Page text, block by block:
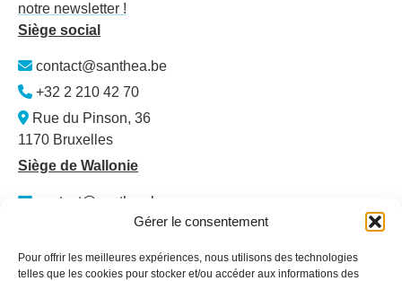
Gérer le consentement
Pour offrir les meilleures expériences, nous utilisons des technologies
telles que les cookies pour stocker et/ou accéder aux informations des
notre newsletter !
Siège social
contact@santhea.be
+32 2 210 42 70
Rue du Pinson, 36
1170 Bruxelles
Siège de Wallonie
contact@santhea.be
Namur Office Park
Av. des Dessus-de-Lives – bât. 12 – ét. 4
5101 Loyers